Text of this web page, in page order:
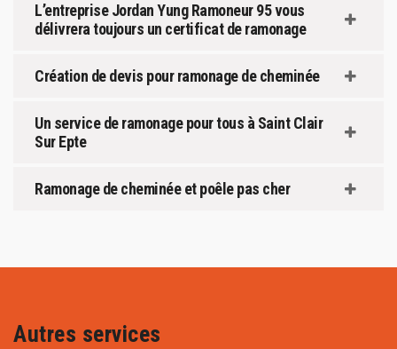
L’entreprise Jordan Yung Ramoneur 95 vous
délivrera toujours un certificat de ramonage
Création de devis pour ramonage de cheminée
Un service de ramonage pour tous à Saint Clair
Sur Epte
Ramonage de cheminée et poêle pas cher
Autres services